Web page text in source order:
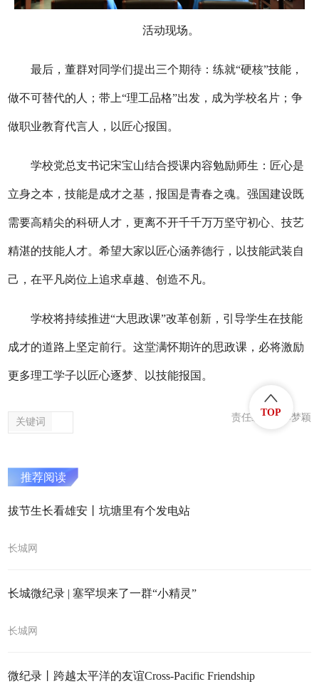
活动现场。
最后，董群对同学们提出三个期待：练就“硬核”技能，
做不可替代的人；带上“理工品格”出发，成为学校名片；争
做职业教育代言人，以匠心报国。
学校党总支书记宋宝山结合授课内容勉励师生：匠心是
立身之本，技能是成才之基，报国是青春之魂。强国建设既
需要高精尖的科研人才，更离不开千千万万坚守初心、技艺
精湛的技能人才。希望大家以匠心涵养德行，以技能武装自
己，在平凡岗位上追求卓越、创造不凡。
学校将持续推进“大思政课”改革创新，引导学生在技能
成才的道路上坚定前行。这堂满怀期许的思政课，必将激励
更多理工学子以匠心逐梦、以技能报国。
关键词 责任编辑：李梦颖
推荐阅读
拔节生长看雄安丨坑塘里有个发电站
长城网
长城微纪录 | 塞罕坝来了一群“小精灵”
长城网
微纪录丨跨越太平洋的友谊Cross-Pacific Friendship
TOP